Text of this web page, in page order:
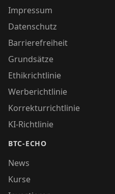
Impressum
Datenschutz
Barrierefreiheit
Grundsätze
Ethikrichtlinie
Werberichtlinie
Korrekturrichtlinie
KI-Richtlinie
BTC-ECHO
News
Kurse